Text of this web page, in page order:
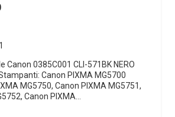
Canon 0385C001 CLI-571BK NERO
Canon PIXMA MG5700
MG5750, Canon PIXMA MG5751,
Canon PIXMA…